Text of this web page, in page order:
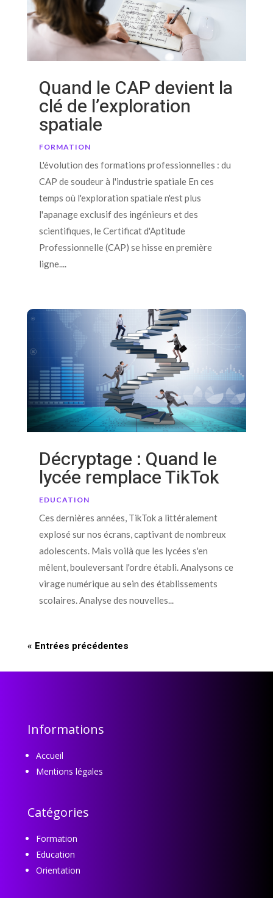
Quand le CAP devient la
clé de l’exploration
spatiale
FORMATION
L'évolution des formations professionnelles : du
CAP de soudeur à l'industrie spatiale En ces
temps où l'exploration spatiale n'est plus
l'apanage exclusif des ingénieurs et des
scientifiques, le Certificat d'Aptitude
Professionnelle (CAP) se hisse en première
ligne....
Décryptage : Quand le
lycée remplace TikTok
EDUCATION
Ces dernières années, TikTok a littéralement
explosé sur nos écrans, captivant de nombreux
adolescents. Mais voilà que les lycées s'en
mêlent, bouleversant l'ordre établi. Analysons ce
virage numérique au sein des établissements
scolaires. Analyse des nouvelles...
« Entrées précédentes
Informations
Accueil
Mentions légales
Catégories
Formation
Education
Orientation